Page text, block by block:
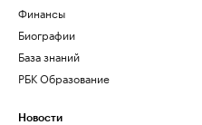
Финансы
Биографии
База знаний
РБК Образование
Новости